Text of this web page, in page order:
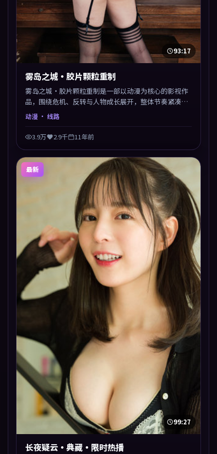
93:17
雾岛之城·胶片颗粒重制
雾岛之城·胶片颗粒重制是一部以动漫为核心的影视作
品，围绕危机、反转与人物成长展开，整体节奏紧凑，
值得推荐观看。
动漫 · 线路
3.9万 2.9千 11年前
最新
99:27
长夜疑云·典藏·限时热播